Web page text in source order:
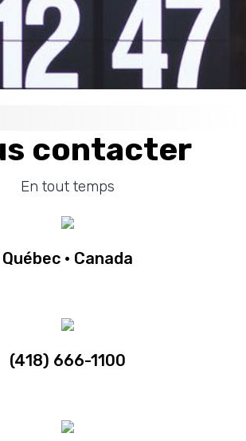
contacter
En tout temps
Québec · Canada
(418) 666-1100